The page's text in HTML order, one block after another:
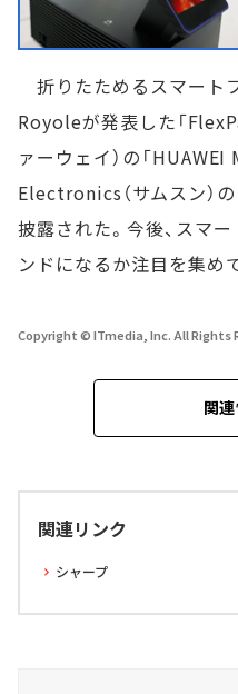
折りたためるスマート
Royoleが発表した「
ァーウェイ）の「
Electronics（サムスン）
披露された。今後、スマ
ンドになるか注目を集め
Copyright © ITmedia, Inc. All Rights
関
関連リンク
シャープ